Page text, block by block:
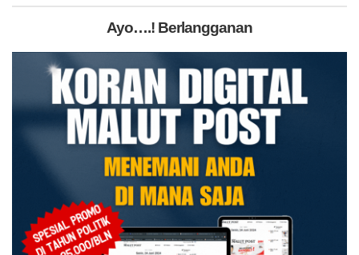
Ayo….! Berlangganan